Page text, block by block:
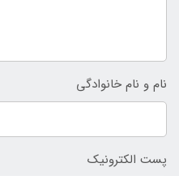
نام و نام خانوادگی
پست الکترونیک